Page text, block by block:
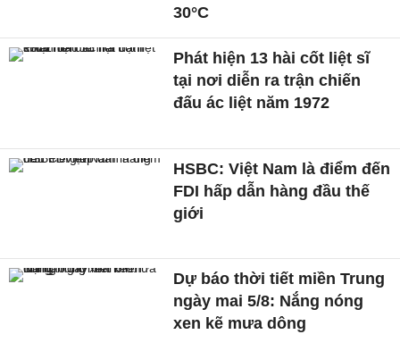
30°C
Phát hiện 13 hài cốt liệt sĩ
tại nơi diễn ra trận chiến
đấu ác liệt năm 1972
HSBC: Việt Nam là điểm đến
FDI hấp dẫn hàng đầu thế
giới
Dự báo thời tiết miền Trung
ngày mai 5/8: Nắng nóng
xen kẽ mưa dông